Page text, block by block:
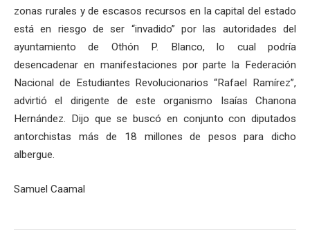
zonas rurales y de escasos recursos en la capital del estado
está en riesgo de ser “invadido” por las autoridades del
ayuntamiento de Othón P. Blanco, lo cual podría
desencadenar en manifestaciones por parte la Federación
Nacional de Estudiantes Revolucionarios “Rafael Ramírez”,
advirtió el dirigente de este organismo Isaías Chanona
Hernández. Dijo que se buscó en conjunto con diputados
antorchistas más de 18 millones de pesos para dicho
albergue.
Samuel Caamal